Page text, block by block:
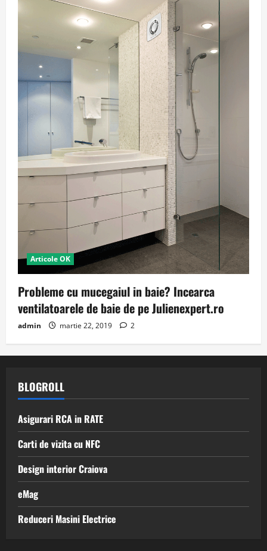
Articole OK
Probleme cu mucegaiul in baie? Incearca
ventilatoarele de baie de pe Julienexpert.ro
admin martie 22, 2019 2
BLOGROLL
Asigurari RCA in RATE
Carti de vizita cu NFC
Design interior Craiova
eMag
Reduceri Masini Electrice